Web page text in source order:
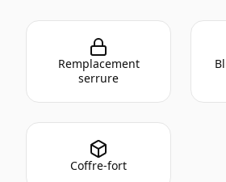
Remplacement
serrure
Coffre-fort